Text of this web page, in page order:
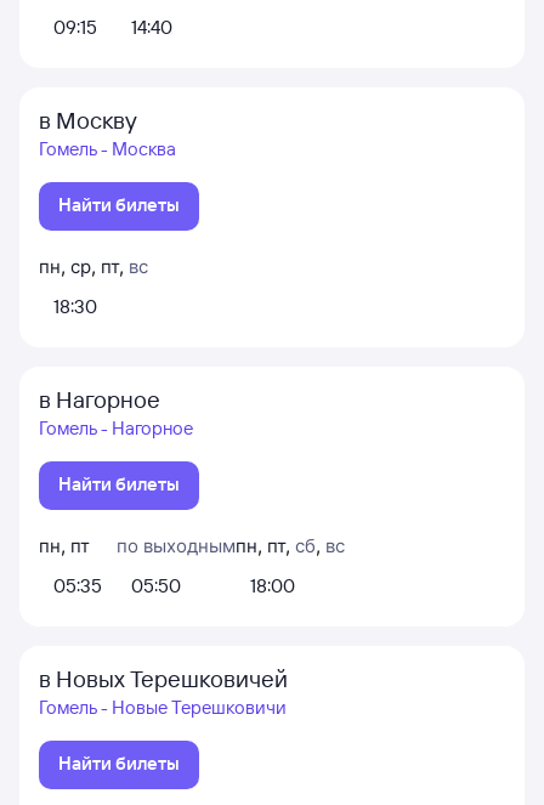
09:15
14:40
в Москву
Гомель - Москва
Найти билеты
пн, ср, пт, вс
18:30
в Нагорное
Гомель - Нагорное
Найти билеты
пн, пт
05:35
по выходным
05:50
пн, пт, сб, вс
18:00
в Новых Терешковичей
Гомель - Новые Терешковичи
Найти билеты